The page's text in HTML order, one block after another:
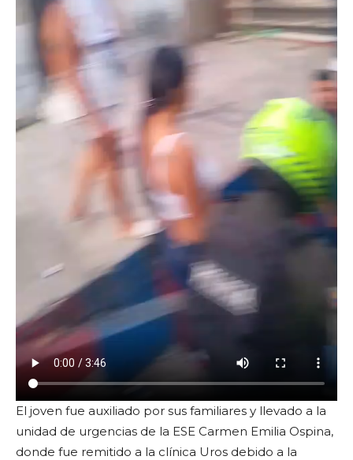
El joven fue auxiliado por sus familiares y llevado a la
unidad de urgencias de la ESE Carmen Emilia Ospina,
donde fue remitido a la clínica Uros debido a la